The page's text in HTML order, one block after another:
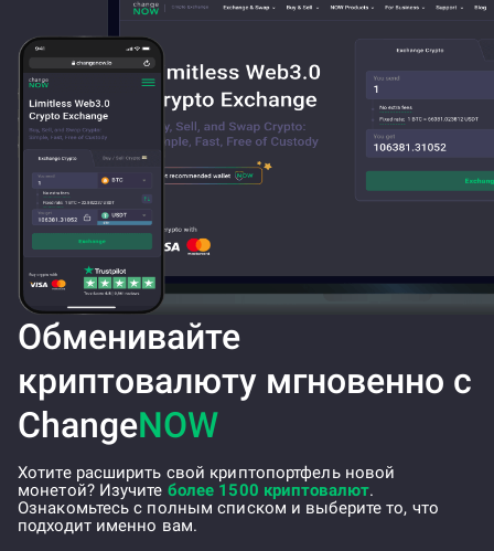
Обменивайте
криптовалюту мгновенно с
ChangeNOW
Хотите расширить свой криптопортфель новой
монетой? Изучите более 1500 криптовалют.
Ознакомьтесь с полным списком и выберите то, что
подходит именно вам.